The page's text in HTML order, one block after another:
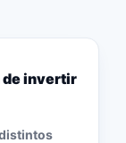
de invertir